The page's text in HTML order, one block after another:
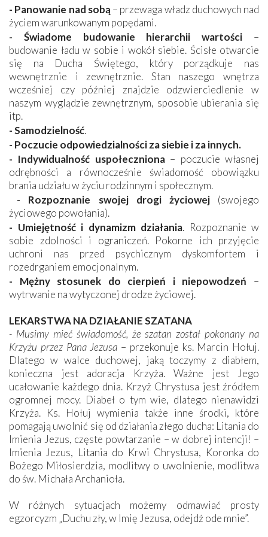
- Panowanie nad sobą – przewaga władz duchowych nad
życiem warunkowanym popędami.
- Świadome budowanie hierarchii wartości –
budowanie ładu w sobie i wokół siebie. Ścisłe otwarcie
się na Ducha Świętego, który porządkuje nas
wewnętrznie i zewnętrznie. Stan naszego wnętrza
wcześniej czy później znajdzie odzwierciedlenie w
naszym wyglądzie zewnętrznym, sposobie ubierania się
itp.
- Samodzielność.
- Poczucie odpowiedzialności za siebie i za innych.
- Indywidualność uspołeczniona– poczucie własnej
odrębności a równocześnie świadomość obowiązku
brania udziału w życiu rodzinnym i społecznym.
- Rozpoznanie swojej drogi życiowej(swojego
życiowego powołania).
- Umiejętność i dynamizm działania. Rozpoznanie w
sobie zdolności i ograniczeń. Pokorne ich przyjęcie
uchroni nas przed psychicznym dyskomfortem i
rozedrganiem emocjonalnym.
- Mężny stosunek do cierpień i niepowodzeń –
wytrwanie na wytyczonej drodze życiowej.
LEKARSTWA NA DZIAŁANIE SZATANA
- Musimy mieć świadomość, że szatan został pokonany na
Krzyżu przez Pana Jezusa – przekonuje ks. Marcin Hołuj.
Dlatego w walce duchowej, jaką toczymy z diabłem,
konieczna jest adoracja Krzyża. Ważne jest Jego
ucałowanie każdego dnia. Krzyż Chrystusa jest źródłem
ogromnej mocy. Diabeł o tym wie, dlatego nienawidzi
Krzyża. Ks. Hołuj wymienia także inne środki, które
pomagają uwolnić się od działania złego ducha: Litania do
Imienia Jezus, częste powtarzanie – w dobrej intencji! –
Imienia Jezus, Litania do Krwi Chrystusa, Koronka do
Bożego Miłosierdzia, modlitwy o uwolnienie, modlitwa
do św. Michała Archanioła.
W różnych sytuacjach możemy odmawiać prosty
egzorcyzm „Duchu zły, w Imię Jezusa, odejdź ode mnie”.